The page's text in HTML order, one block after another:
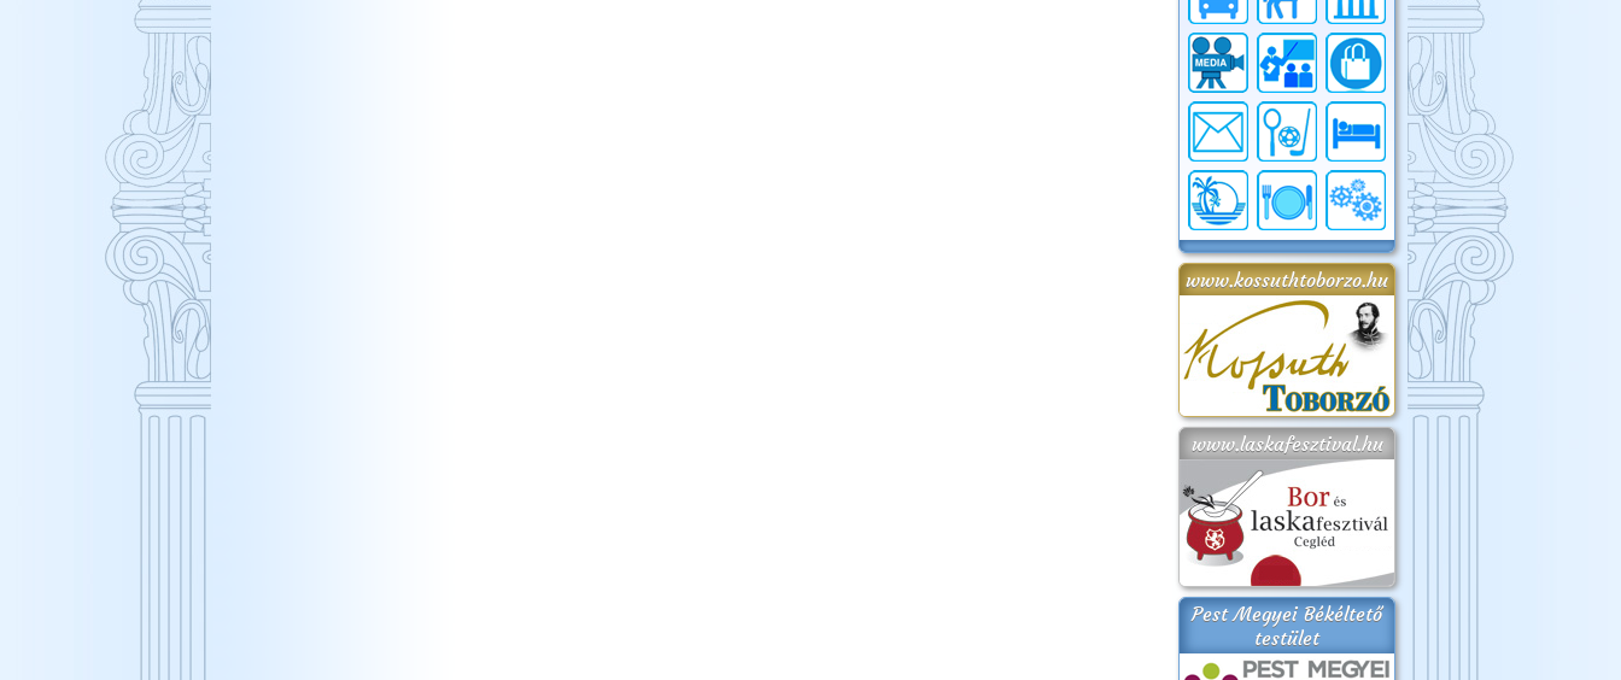
www.kossuthtoborzo.hu
www.laskafesztival.hu
Pest Megyei Békéltető
testület